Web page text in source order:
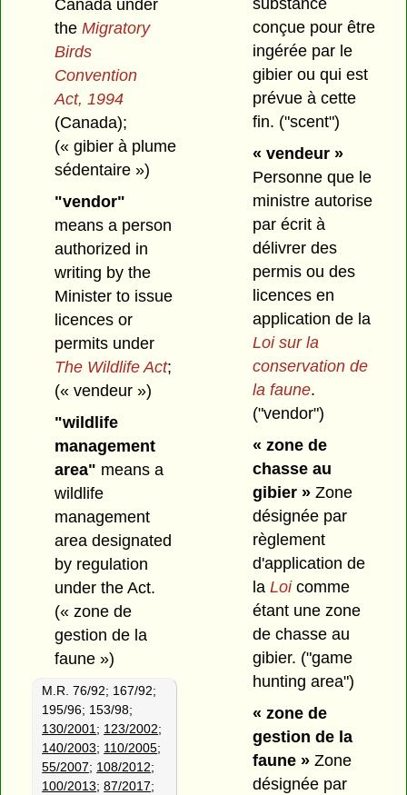
Canada under
the Migratory
Birds
Convention
Act, 1994
(Canada);
(« gibier à plume
sédentaire »)
"vendor"
means a person
authorized in
writing by the
Minister to issue
licences or
permits under
The Wildlife Act;
(« vendeur »)
"wildlife
management
area" means a
wildlife
management
area designated
by regulation
under the Act.
(« zone de
gestion de la
faune »)
M.R. 76/92; 167/92;
195/96; 153/98;
130/2001; 123/2002;
140/2003; 110/2005;
55/2007; 108/2012;
100/2013;87/2017;
substance
conçue pour être
ingérée par le
gibier ou qui est
prévue à cette
fin. ("scent")
« vendeur »
Personne que le
ministre autorise
par écrit à
délivrer des
permis ou des
licences en
application de la
Loi sur la
conservation de
la faune.
("vendor")
« zone de
chasse au
gibier »Zone
désignée par
règlement
d'application de
la Loicomme
étant une zone
de chasse au
gibier. ("game
hunting area")
« zone de
gestion de la
faune »Zone
désignée par